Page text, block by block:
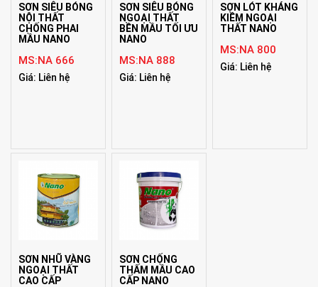
SƠN SIÊU BÓNG
NỘI THẤT
CHỐNG PHAI
MẦU NANO
MS:NA 666
Giá: Liên hệ
SƠN SIÊU BÓNG
NGOẠI THẤT
BỀN MẦU TỐI ƯU
NANO
MS:NA 888
Giá: Liên hệ
SƠN LÓT KHÁNG
KIỀM NGOẠI
THẤT NANO
MS:NA 800
Giá: Liên hệ
SƠN NHŨ VÀNG
NGOẠI THẤT
CAO CẤP
SƠN CHỐNG
THẤM MẦU CAO
CẤP NANO